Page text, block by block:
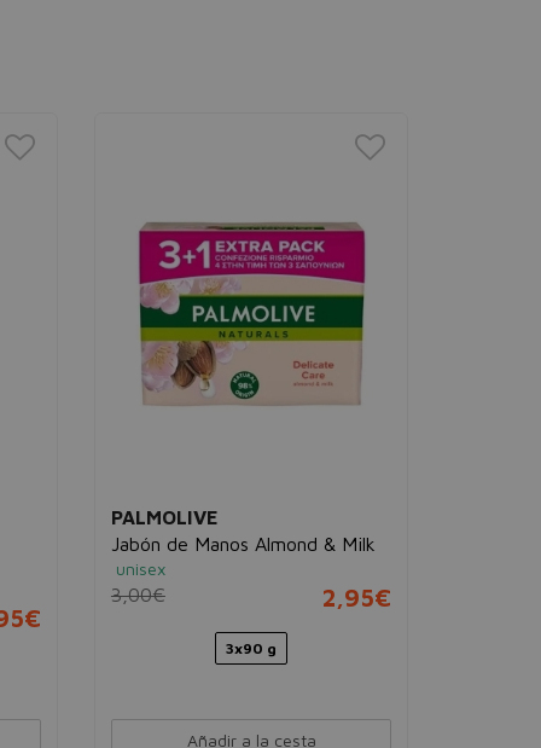
PALMOLIVE
Jabón de Manos Almond & Milk
unisex
3,00€ 2,95€
3x90 g
Añadir a la cesta